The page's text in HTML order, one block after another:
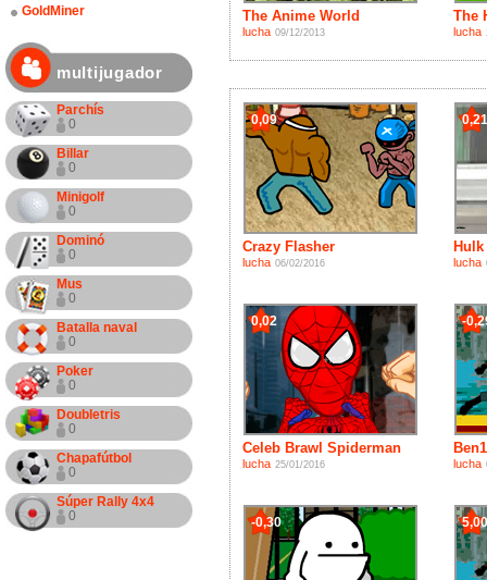
GoldMiner
multijugador
Parchís
0
Billar
0
Minigolf
0
Dominó
0
Mus
0
Batalla naval
0
Poker
0
Doubletris
0
Chapafútbol
0
Súper Rally 4x4
0
The Anime World
lucha 09/12/2013
The
lucha
0,09
Crazy Flasher
lucha 06/02/2016 lucha
0,02
Celeb Brawl Spiderman
lucha 25/01/2016
-
lucha
-0,30